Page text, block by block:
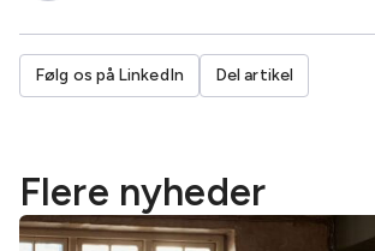
Følg os på LinkedIn Del artikel
Flere nyheder